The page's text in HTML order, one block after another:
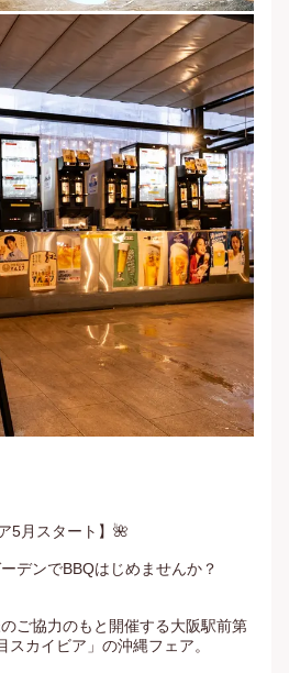
5月スタート】🌺
デンでBBQはじめませんか？
ご協力のもと開催する大阪駅前第
カイビア」の沖縄フェア。